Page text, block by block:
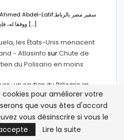
ووفقا له، فإن هذا الإجراء يهدف إلى […]
les États-Unis menacent
- Atlasinfo surChute de
du Polisario en moins
: un soutien du Polisario en
Les États-Unis et le
faire Trump ?
pour améliorer votre
que vous êtes d'accord
vous désinscrire si vous le
Lire la suite